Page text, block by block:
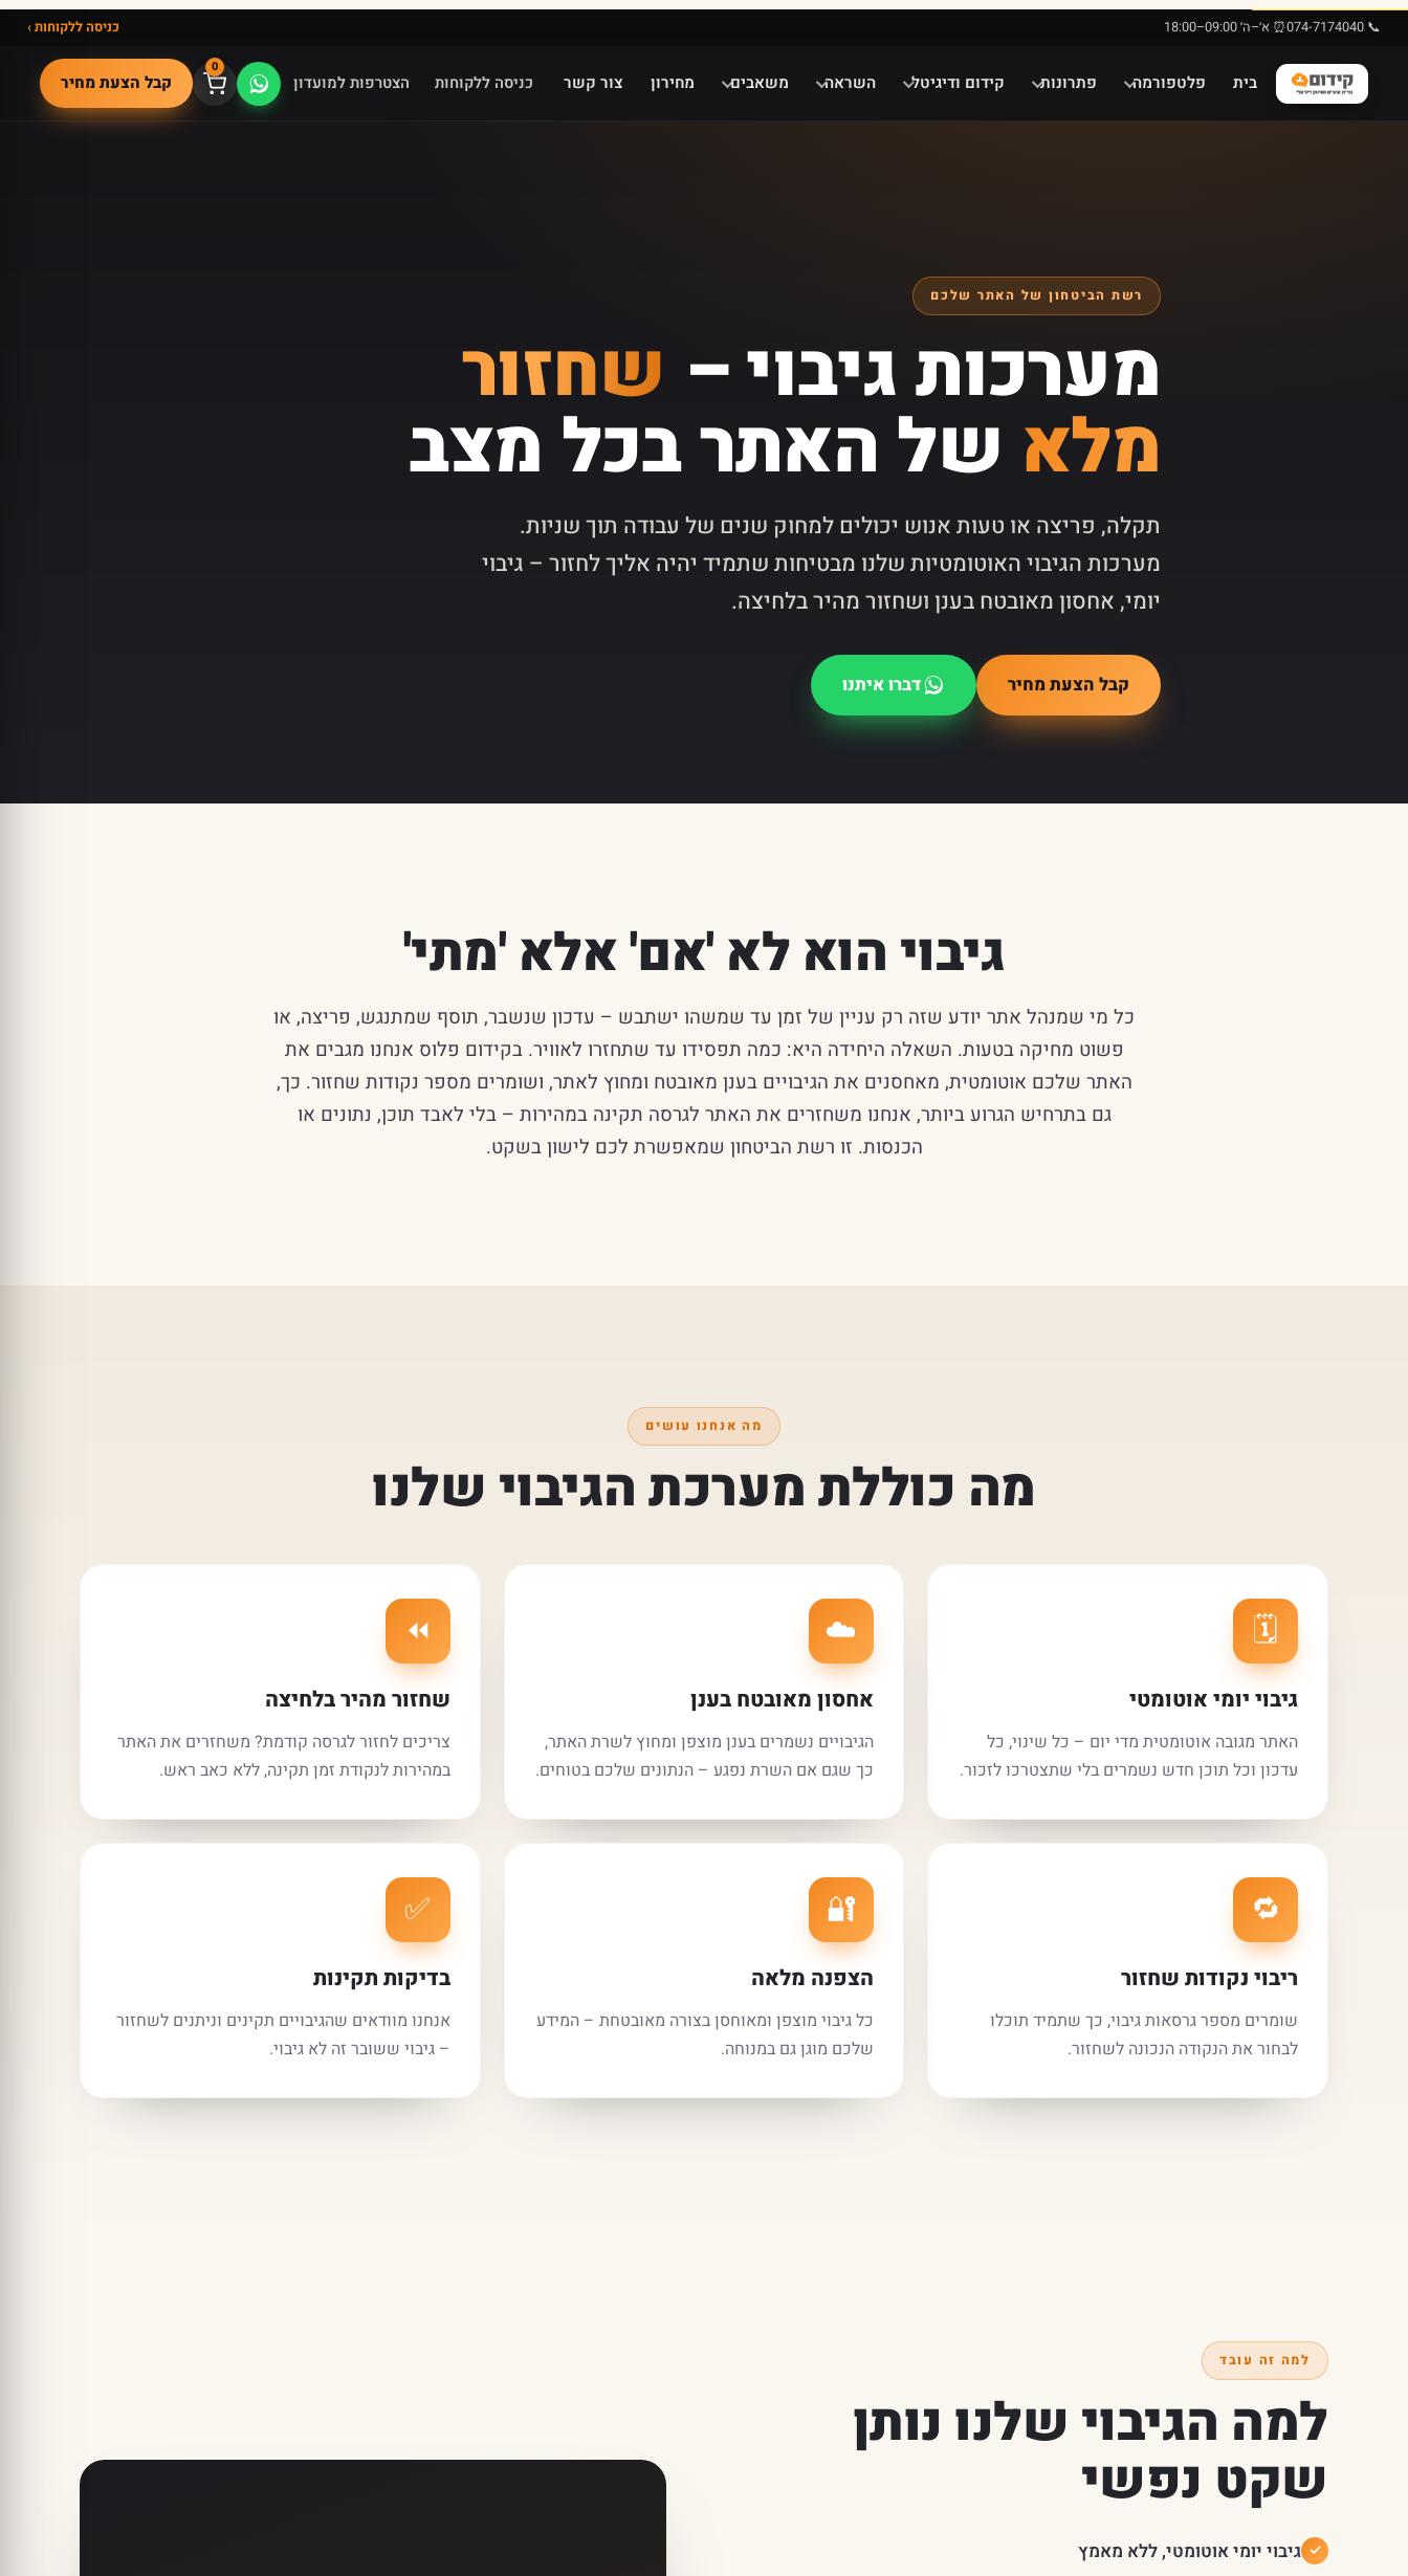
📞 074-7174040 ⏰ א׳–ה׳ 09:00–18:00 כניסה ללקוחות ›
בית פלטפורמה פתרונות קידום ודיגיטל השראה משאבים מחירון צור קשר כניסה ללקוחות הצטרפות למועדון
0
קבל הצעת מחיר
רשת הביטחון של האתר שלכם
מערכות גיבוי – שחזור
מלא של האתר בכל מצב
תקלה, פריצה או טעות אנוש יכולים למחוק שנים של עבודה תוך שניות.
מערכות הגיבוי האוטומטיות שלנו מבטיחות שתמיד יהיה אליך לחזור – גיבוי
יומי, אחסון מאובטח בענן ושחזור מהיר בלחיצה.
קבל הצעת מחיר דברו איתנו
גיבוי הוא לא 'אם' אלא 'מתי'
כל מי שמנהל אתר יודע שזה רק עניין של זמן עד שמשהו ישתבש – עדכון שנשבר, תוסף שמתנגש, פריצה, או
פשוט מחיקה בטעות. השאלה היחידה היא: כמה תפסידו עד שתחזרו לאוויר. בקידום פלוס אנחנו מגבים את
האתר שלכם אוטומטית, מאחסנים את הגיבויים בענן מאובטח ומחוץ לאתר, ושומרים מספר נקודות שחזור. כך,
גם בתרחיש הגרוע ביותר, אנחנו משחזרים את האתר לגרסה תקינה במהירות – בלי לאבד תוכן, נתונים או
הכנסות. זו רשת הביטחון שמאפשרת לכם לישון בשקט.
מה אנחנו עושים
מה כוללת מערכת הגיבוי שלנו
🗓️
גיבוי יומי אוטומטי
האתר מגובה אוטומטית מדי יום – כל שינוי, כל
עדכון וכל תוכן חדש נשמרים בלי שתצטרכו לזכור.
☁️
אחסון מאובטח בענן
הגיבויים נשמרים בענן מוצפן ומחוץ לשרת האתר,
כך שגם אם השרת נפגע – הנתונים שלכם בטוחים.
⏪
שחזור מהיר בלחיצה
צריכים לחזור לגרסה קודמת? משחזרים את האתר
במהירות לנקודת זמן תקינה, ללא כאב ראש.
🔁
ריבוי נקודות שחזור
שומרים מספר גרסאות גיבוי, כך שתמיד תוכלו
לבחור את הנקודה הנכונה לשחזור.
🔐
הצפנה מלאה
כל גיבוי מוצפן ומאוחסן בצורה מאובטחת – המידע
שלכם מוגן גם במנוחה.
✅
בדיקות תקינות
אנחנו מוודאים שהגיבויים תקינים וניתנים לשחזור
– גיבוי ששובר זה לא גיבוי.
למה זה עובד
למה הגיבוי שלנו נותן
שקט נפשי
גיבוי יומי אוטומטי, ללא מאמץ